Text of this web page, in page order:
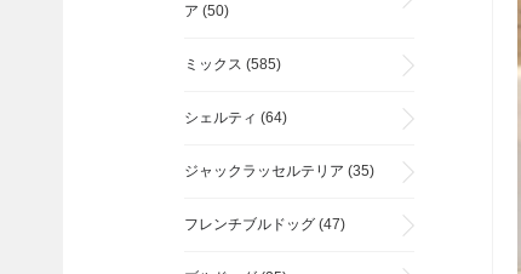
ア (50)
ミックス (585)
シェルティ (64)
ジャックラッセルテリア (35)
フレンチブルドッグ (47)